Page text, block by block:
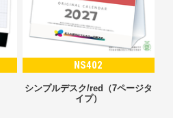
NS402
シンプルデスク/red（7ページタ
イプ）